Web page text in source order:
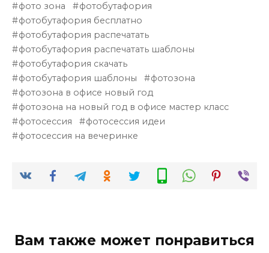
фото зона
фотобутафория
фотобутафория бесплатно
фотобутафория распечатать
фотобутафория распечатать шаблоны
фотобутафория скачать
фотобутафория шаблоны
фотозона
фотозона в офисе новый год
фотозона на новый год в офисе мастер класс
фотосессия
фотосессия идеи
фотосессия на вечеринке
Вам также может понравиться